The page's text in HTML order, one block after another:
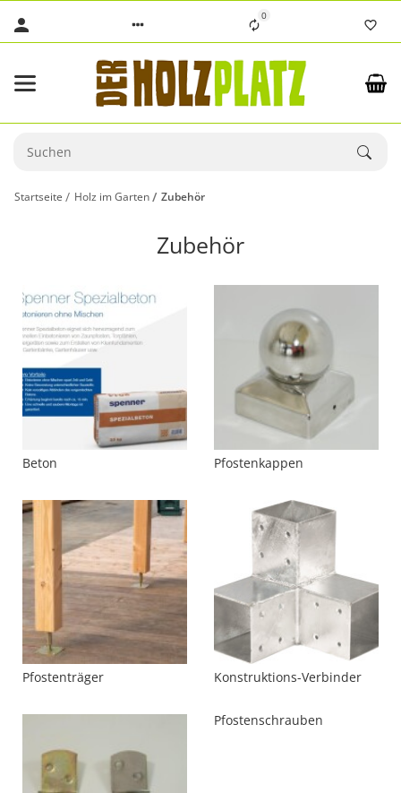
0
Startseite Holz im Garten Zubehör
Zubehör
Beton Pfostenkappen
Pfostenträger Konstruktions-Verbinder
Pfostenschrauben